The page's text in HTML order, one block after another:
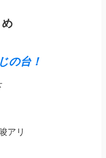
の台！
アリ